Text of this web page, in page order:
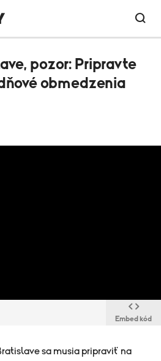
pozor: Pripravte
obmedzenia
Embed kód
sa musia pripraviť na